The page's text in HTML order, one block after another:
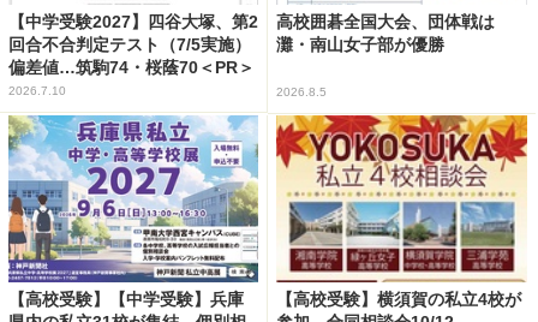
【中学受験2027】四谷大塚、第2
回合不合判定テスト（7/5実施）
偏差値…筑駒74・桜蔭70＜PR＞
2026.7.10
高校囲碁全国大会、団体戦は
灘・南山女子部が優勝
2026.8.5
【高校受験】【中学受験】兵庫
【高校受験】横須賀の私立4校が